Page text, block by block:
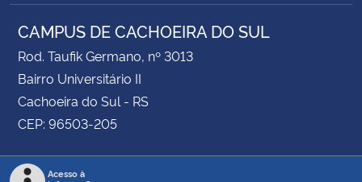
CAMPUS DE CACHOEIRA DO SUL
Rod. Taufik Germano, nº 3013
Bairro Universitário II
Cachoeira do Sul - RS
CEP: 96503-205
Acesso à